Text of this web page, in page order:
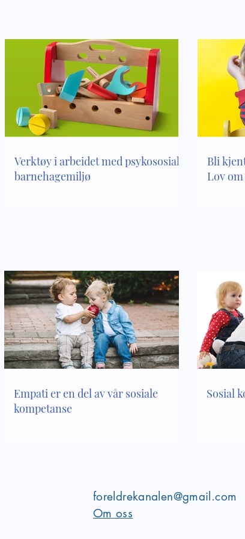
Verktøy i arbeidet med psykososialt
barnehagemiljø
Bli
Lov
Empati er en del av vår sosiale
kompetanse
Sosial
foreldrekanalen@gmail.com
Om oss